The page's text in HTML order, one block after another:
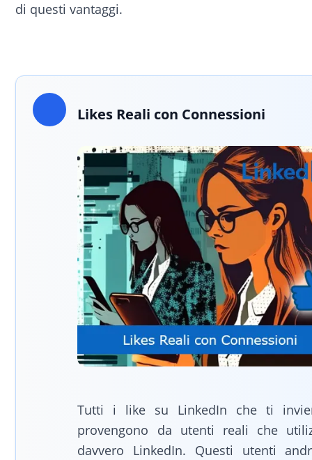
di questi vantaggi.
Likes Reali con Connessioni
Tutti i like su LinkedIn che ti
provengono da utenti reali che
davvero LinkedIn. Questi utenti